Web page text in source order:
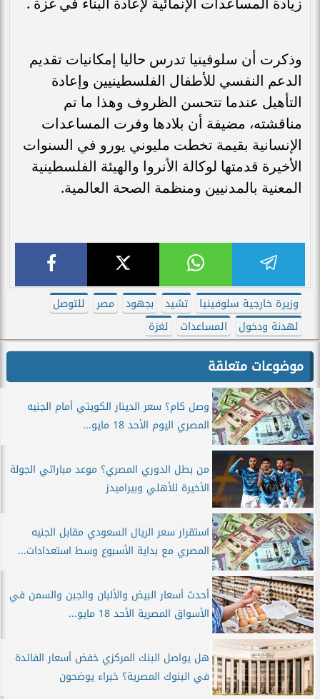
وذكرت أن سلوفينيا تدرس حاليا إمكانيات تقديم
الدعم النفسي للأطفال الفلسطينيين وإعادة
التأهيل عندما تتحسن الظروف وهذا ما تم
مناقشته، مضيفة أن بلادها وفرت المساعدات
الإنسانية بقيمة تخطت مليوني يورو في السنوات
الأخيرة قدمتها لوكالة الأنروا والهيئة الفلسطينية
المعنية بالمدنيين ومنظمة الصحة العالمية.
وزيرة خارجية سلوفينيا تشيد بجهود مصر
للتوصل
لهدنة ودخول
المساعدات لغزة
موضوعات متعلقة
وصل كام؟ سعر الدينار الكويتي أمام الجنيه
المصري اليوم الأحد 18 مايو...
من بطل الدوري المصري؟ موعد مباراتي الجولة
الأخيرة للأهلي وبيراميدز
استقرار سعر الريال السعودي مقابل الجنيه
المصري مع بداية الأسبوع وسط استعدادات...
أحدث أسعار البيض والألبان والجبن والسمن في
الأسواق المصرية الأحد 18 مايو...
هل يواصل البنك المركزي خفض أسعار الفائدة
في البنوك المصرية؟ خبراء يوضحون